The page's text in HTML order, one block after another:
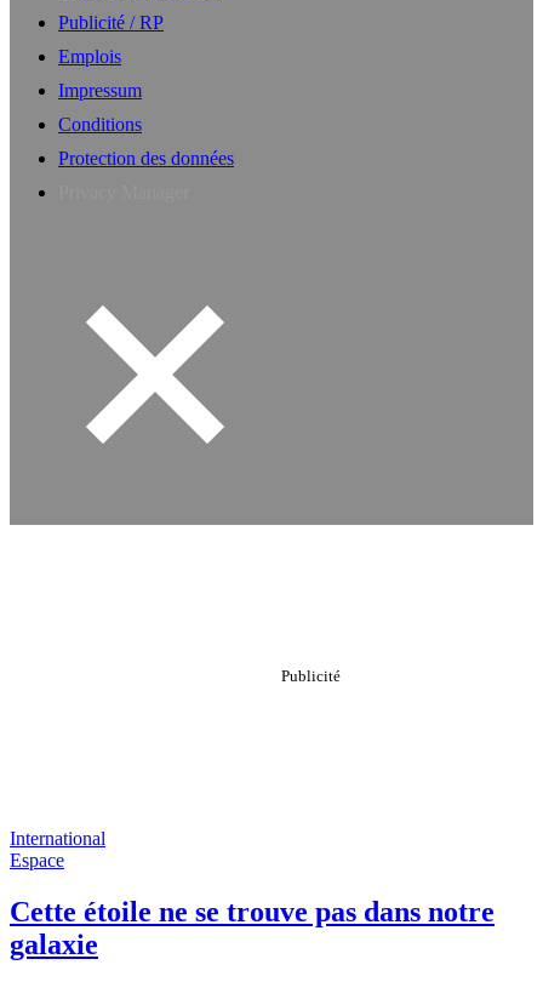
Publicité / RP
Emplois
Impressum
Conditions
Protection des données
International
Espace
Cette étoile ne se trouve pas dans notre
galaxie